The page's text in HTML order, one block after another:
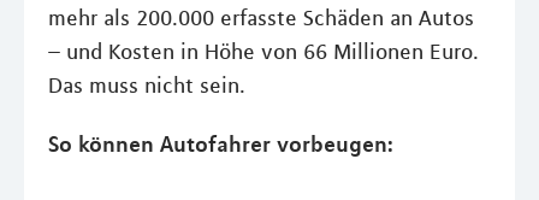
mehr als 200.000 erfasste Schäden an Autos
– und Kosten in Höhe von 66 Millionen Euro.
Das muss nicht sein.
So können Autofahrer vorbeugen: